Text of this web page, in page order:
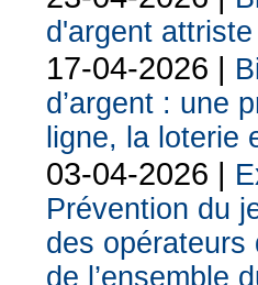
d'argent
17-04-2026 |
d’argent : une
ligne, la loterie
03-04-2026 |
Prévention du
des opérateurs
de l’ensemble